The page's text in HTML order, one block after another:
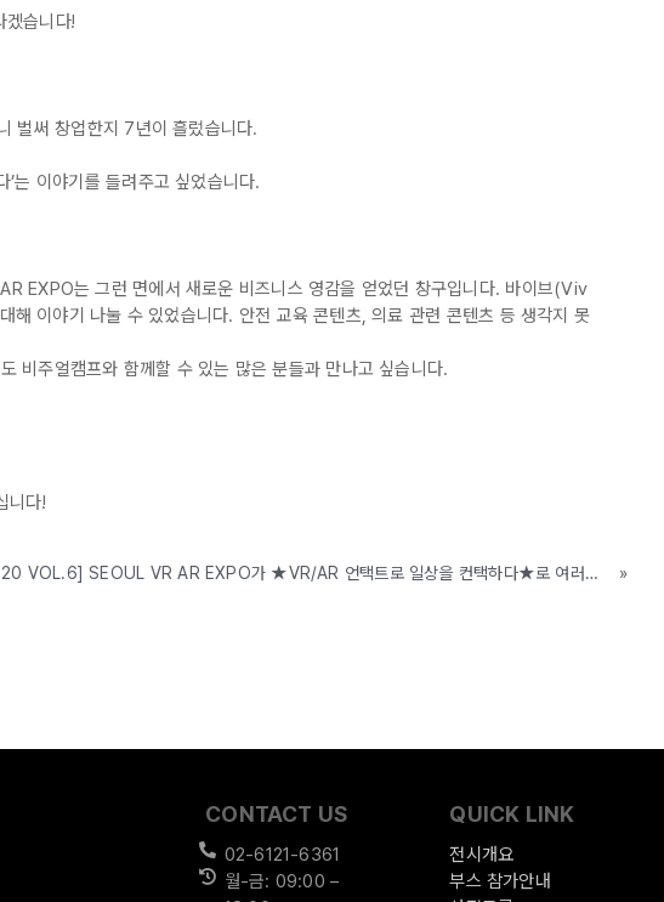
습니다!
벌써 창업한지 7년이 흘렀습니다.
는 이야기를 들려주고 싶었습니다.
EXPO는 그런 면에서 새로운 비즈니스 영감을 얻었던 창구입니다. 바이브(Viv
이야기 나눌 수 있었습니다. 안전 교육 콘텐츠, 의료 관련 콘텐츠 등 생각지 못
비주얼캠프와 함께할 수 있는 많은 분들과 만나고 싶습니다.
다!
[SVAE 2020 VOL.6] SEOUL VR AR EXPO가 ★VR/AR 언택트로 일상을 컨택하다★로 여러분을 찾아갑니다( 8/13(목)~15(토), COEX C홀) »
CONTACT US
02-6121-6361
월-금: 09:00 –
QUICK LINK
전시개요
부스 참가안내